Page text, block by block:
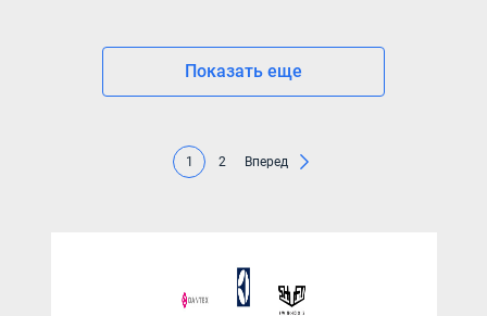
Показать еще
1 2 Вперед